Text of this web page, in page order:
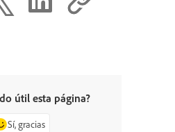
útil esta página?
Sí, gracias